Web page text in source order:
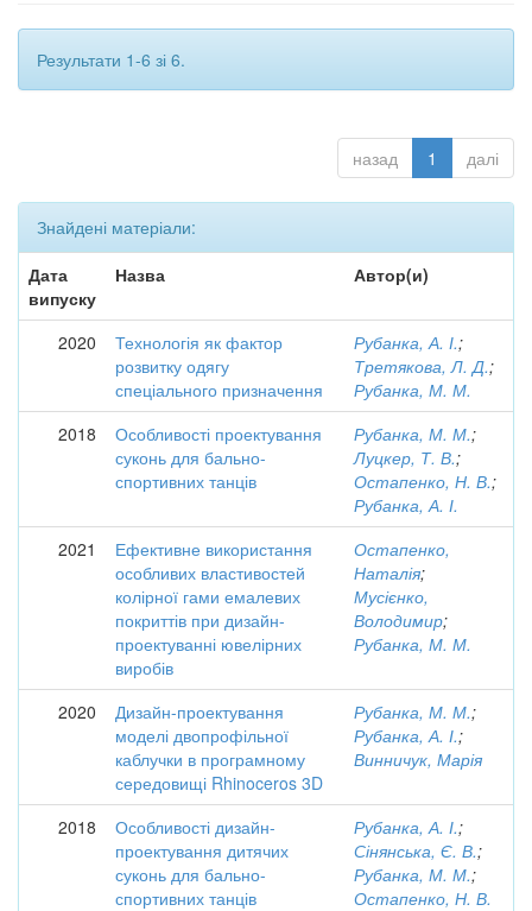
Результати 1-6 зі 6.
назад 1 далі
Знайдені матеріали:
Дата
випуску
Назва Автор(и)
2020
Технологія як фактор
розвитку одягу
спеціального призначення
Рубанка, А. І.;
Третякова, Л. Д.;
Рубанка, М. М.
2018
Особливості проектування
суконь для бально-
спортивних танців
Рубанка, М. М.;
Луцкер, Т. В.;
Остапенко, Н. В.;
Рубанка, А. І.
2021
Ефективне використання
особливих властивостей
колірної гами емалевих
покриттів при дизайн-
проектуванні ювелірних
виробів
Остапенко,
Наталія;
Мусієнко,
Володимир;
Рубанка, М. М.
2020
Дизайн-проектування
моделі двопрофільної
каблучки в програмному
середовищі Rhinoceros 3D
Рубанка, М. М.;
Рубанка, А. І.;
Винничук, Марія
2018
Особливості дизайн-
проектування дитячих
суконь для бально-
спортивних танців
Рубанка, А. І.;
Сінянська, Є. В.;
Рубанка, М. М.;
Остапенко, Н. В.